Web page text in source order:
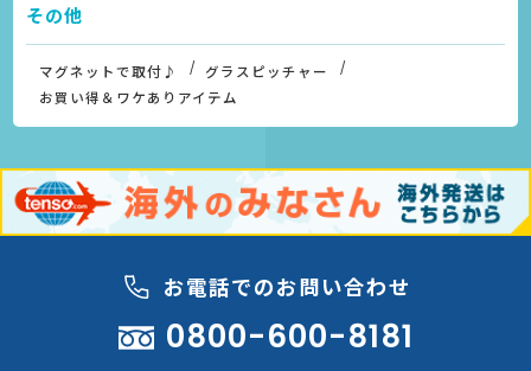
その他
マグネットで取付♪
グラスピッチャー
お買い得＆ワケありアイテム
お電話でのお問い合わせ
0800-600-8181